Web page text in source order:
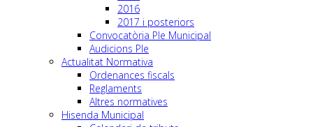
2016
2017 i posteriors
Convocatòria Ple Municipal
Audicions Ple
Actualitat Normativa
Ordenances fiscals
Reglaments
Altres normatives
Hisenda Municipal